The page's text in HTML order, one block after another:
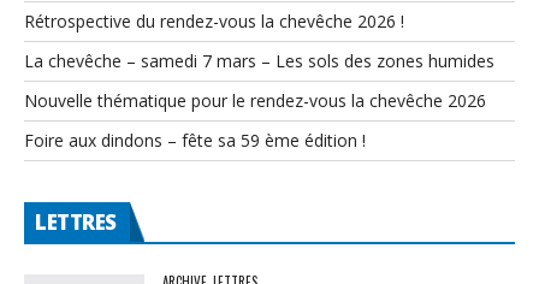
Rétrospective du rendez-vous la chevêche 2026 !
La chevêche – samedi 7 mars – Les sols des zones humides
Nouvelle thématique pour le rendez-vous la chevêche 2026
Foire aux dindons – fête sa 59 ème édition !
LETTRES